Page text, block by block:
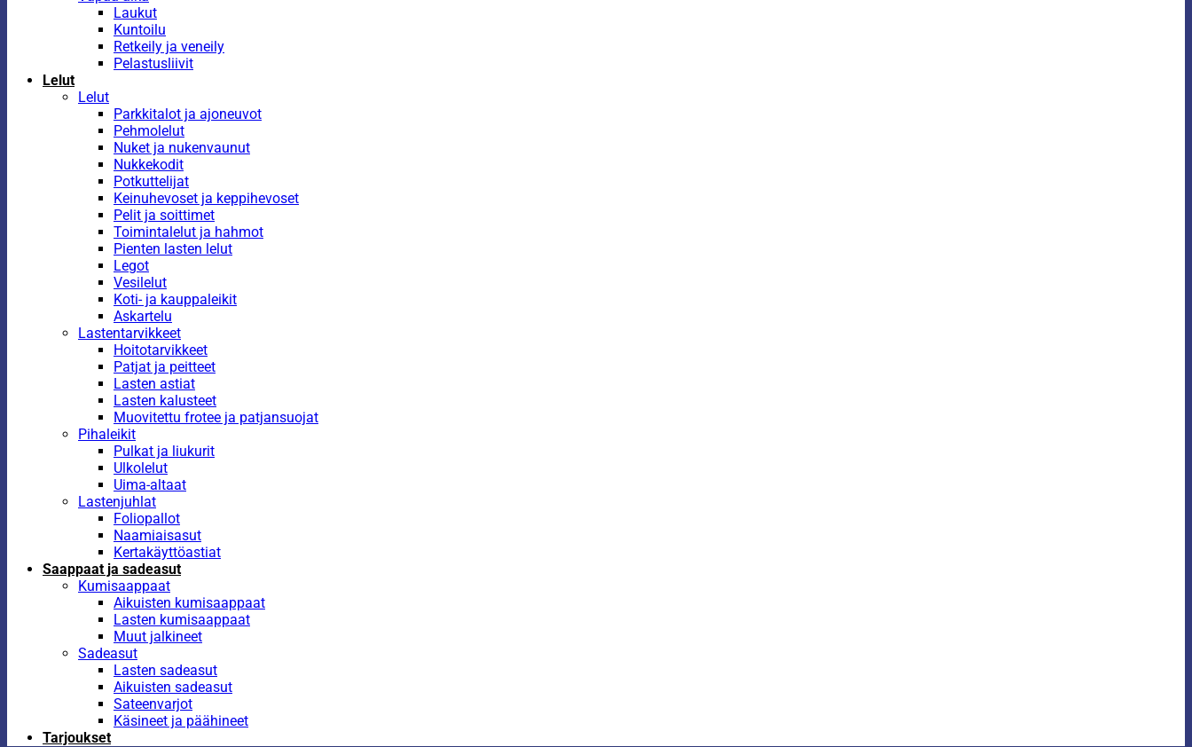
Laukut
Kuntoilu
Retkeily ja veneily
Pelastusliivit
Lelut
Lelut
Parkkitalot ja ajoneuvot
Pehmolelut
Nuket ja nukenvaunut
Nukkekodit
Potkuttelijat
Keinuhevoset ja keppihevoset
Pelit ja soittimet
Toimintalelut ja hahmot
Pienten lasten lelut
Legot
Vesilelut
Koti- ja kauppaleikit
Askartelu
Lastentarvikkeet
Hoitotarvikkeet
Patjat ja peitteet
Lasten astiat
Lasten kalusteet
Muovitettu frotee ja patjansuojat
Pihaleikit
Pulkat ja liukurit
Ulkolelut
Uima-altaat
Lastenjuhlat
Foliopallot
Naamiaisasut
Kertakäyttöastiat
Saappaat ja sadeasut
Kumisaappaat
Aikuisten kumisaappaat
Lasten kumisaappaat
Muut jalkineet
Sadeasut
Lasten sadeasut
Aikuisten sadeasut
Sateenvarjot
Käsineet ja päähineet
Tarjoukset